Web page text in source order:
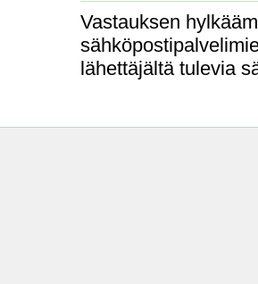
Vastauksen
lähettäjältä tulevia